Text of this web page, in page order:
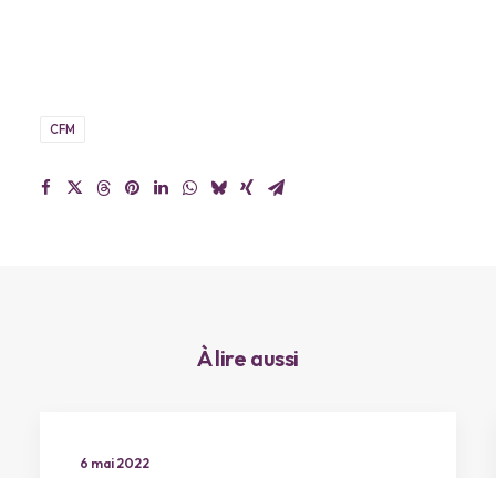
CFM
À lire aussi
6 mai 2022